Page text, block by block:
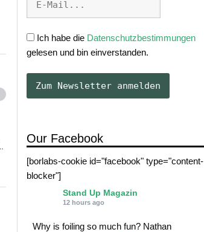
Ich habe die Datenschutzbestimmungen
gelesen und bin einverstanden.
Our Facebook
[borlabs-cookie id="facebook" type="content-
blocker"]
Stand Up Magazin
12 hours ago
Why is foiling so much fun? Nathan